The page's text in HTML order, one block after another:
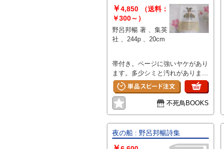
￥4,850
（送料：
￥300～）
野呂邦暢 著 、集英
社 、244p 、20cm
帯付き。ページに強いヤケがあり
ます。多少シミと汚れがありま
す。
不死鳥BOOKS
夜の船 : 野呂邦暢詩集